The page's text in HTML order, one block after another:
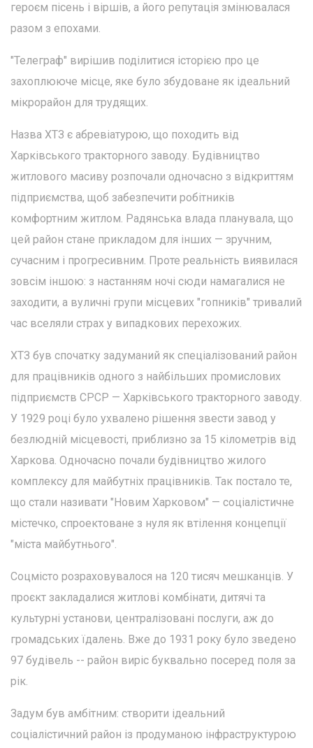
героєм пісень і віршів, а його репутація змінювалася
разом з епохами.
"Телеграф" вирішив поділитися історією про це
захоплююче місце, яке було збудоване як ідеальний
мікрорайон для трудящих.
Назва ХТЗ є абревіатурою, що походить від
Харківського тракторного заводу. Будівництво
житлового масиву розпочали одночасно з відкриттям
підприємства, щоб забезпечити робітників
комфортним житлом. Радянська влада планувала, що
цей район стане прикладом для інших — зручним,
сучасним і прогресивним. Проте реальність виявилася
зовсім іншою: з настанням ночі сюди намагалися не
заходити, а вуличні групи місцевих "гопників" тривалий
час вселяли страх у випадкових перехожих.
ХТЗ був спочатку задуманий як спеціалізований район
для працівників одного з найбільших промислових
підприємств СРСР — Харківського тракторного заводу.
У 1929 році було ухвалено рішення звести завод у
безлюдній місцевості, приблизно за 15 кілометрів від
Харкова. Одночасно почали будівництво жилого
комплексу для майбутніх працівників. Так постало те,
що стали називати "Новим Харковом" — соціалістичне
містечко, спроектоване з нуля як втілення концепції
"міста майбутнього".
Соцмісто розраховувалося на 120 тисяч мешканців. У
проєкт закладалися житлові комбінати, дитячі та
культурні установи, централізовані послуги, аж до
громадських їдалень. Вже до 1931 року було зведено
97 будівель -- район виріс буквально посеред поля за
рік.
Задум був амбітним: створити ідеальний
соціалістичний район із продуманою інфраструктурою